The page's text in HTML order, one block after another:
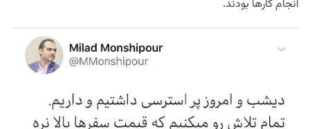
انجام کارها بودند.